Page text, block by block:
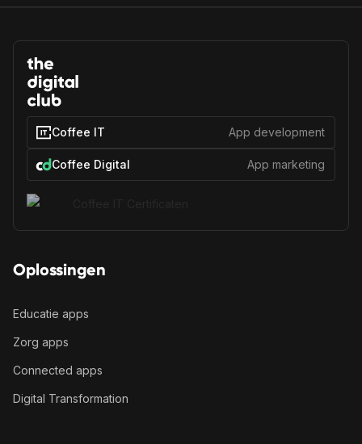
Oplossingen
Educatie apps
Zorg apps
Connected apps
Digital Transformation
Coffee IT App development
Coffee Digital App marketing